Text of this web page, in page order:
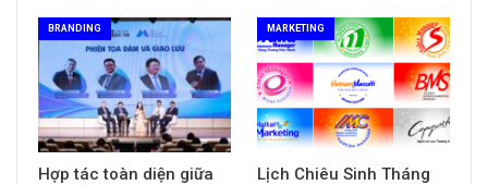
BRANDING
Hợp tác toàn diện giữa
MARKETING
Lịch Chiêu Sinh Tháng